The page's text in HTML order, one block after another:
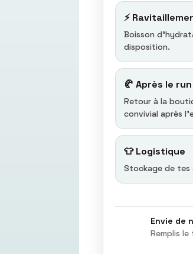
⚡
Boisson
disposition.
🥐 Après le run
Retour à la
convivial après
👕 Logistique
Stockage de tes
Envie de
Remplis